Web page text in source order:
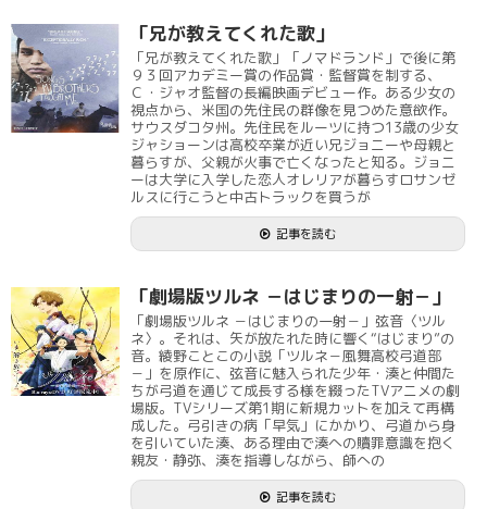
「兄が教えてくれた歌」
「兄が教えてくれた歌」「ノマドランド」で後に第
９３回アカデミー賞の作品賞・監督賞を制する、
Ｃ・ジャオ監督の長編映画デビュー作。ある少女の
視点から、米国の先住民の群像を見つめた意欲作。
サウスダコタ州。先住民をルーツに持つ13歳の少女
ジャショーンは高校卒業が近い兄ジョニーや母親と
暮らすが、父親が火事で亡くなったと知る。ジョニ
ーは大学に入学した恋人オレリアが暮らすロサンゼ
ルスに行こうと中古トラックを買うが
記事を読む
「劇場版ツルネ －はじまりの一射－」
「劇場版ツルネ －はじまりの一射－」弦音〈ツル
ネ〉。それは、矢が放たれた時に響く“はじまり”の
音。綾野ことこの小説「ツルネ－風舞高校弓道部
－」を原作に、弦音に魅入られた少年・湊と仲間た
ちが弓道を通じて成長する様を綴ったTVアニメの劇
場版。TVシリーズ第1期に新規カットを加えて再構
成した。弓引きの病「早気」にかかり、弓道から身
を引いていた湊、ある理由で湊への贖罪意識を抱く
親友・静弥、湊を指導しながら、師への
記事を読む